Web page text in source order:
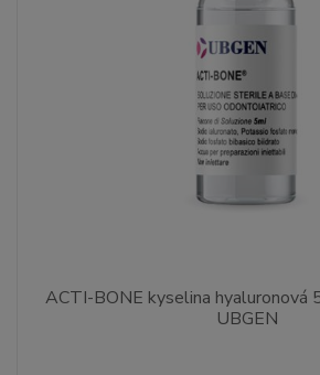
ACTI-BONE kyselina hyaluronová
UBGEN